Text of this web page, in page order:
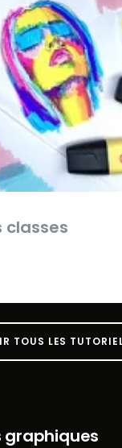
classes
TOUS LES
graphiques